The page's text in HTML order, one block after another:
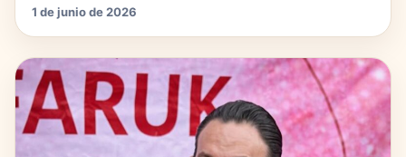
1 de junio de 2026